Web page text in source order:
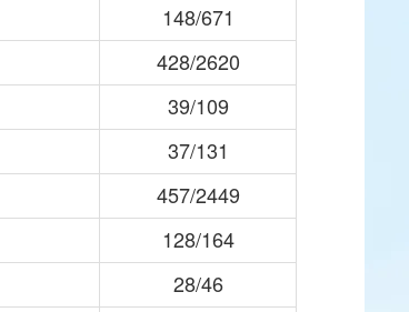
148/671
428/2620
39/109
37/131
457/2449
128/164
28/46